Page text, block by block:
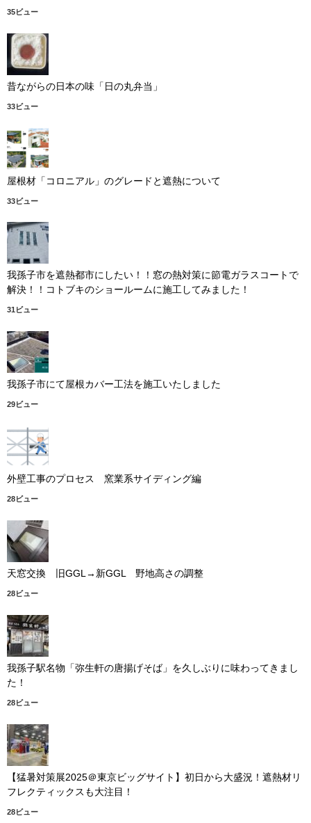
35ビュー
昔ながらの日本の味「日の丸弁当」
33ビュー
屋根材「コロニアル」のグレードと遮熱について
33ビュー
我孫子市を遮熱都市にしたい！！窓の熱対策に節電ガラスコートで
解決！！コトブキのショールームに施工してみました！
31ビュー
我孫子市にて屋根カバー工法を施工いたしました
29ビュー
外壁工事のプロセス 窯業系サイディング編
28ビュー
天窓交換 旧GGL→新GGL 野地高さの調整
28ビュー
我孫子駅名物「弥生軒の唐揚げそば」を久しぶりに味わってきまし
た！
28ビュー
【猛暑対策展2025＠東京ビッグサイト】初日から大盛況！遮熱材リ
フレクティックスも大注目！
28ビュー